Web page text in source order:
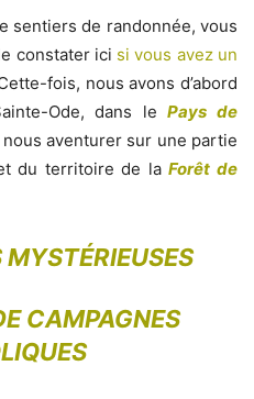
sentiers de randonnée, vous
constater ici si vous avez un
fois, nous avons d’abord
Ode, dans lePays de
aventurer sur une partie
du territoire de laForêt de
MYSTÉRIEUSES
CAMPAGNES